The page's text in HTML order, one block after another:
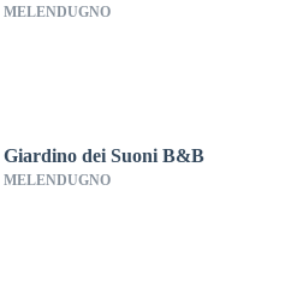
MELENDUGNO
Giardino dei Suoni B&B
MELENDUGNO